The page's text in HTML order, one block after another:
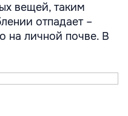
вещей, таким
отпадает –
на личной почве. В